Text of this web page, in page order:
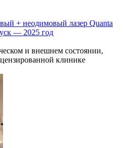
+ неодимовый лазер Quanta
— 2025 год
и внешнем состоянии,
клинике